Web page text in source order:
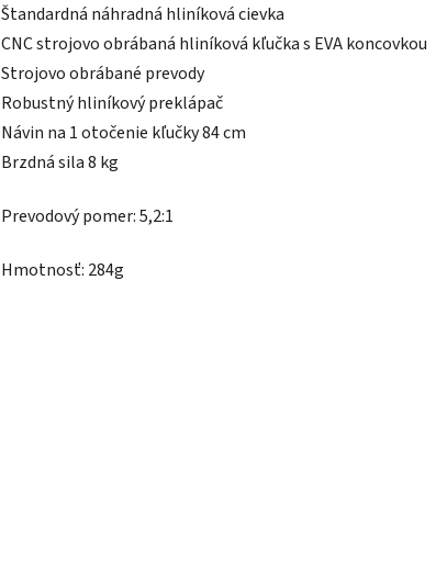
Štandardná náhradná hliníková cievka
CNC strojovo obrábaná hliníková kľučka s EVA koncovkou
Strojovo obrábané prevody
Robustný hliníkový preklápač
Návin na 1 otočenie kľučky 84 cm
Brzdná sila 8 kg
Prevodový pomer: 5,2:1
Hmotnosť: 284g